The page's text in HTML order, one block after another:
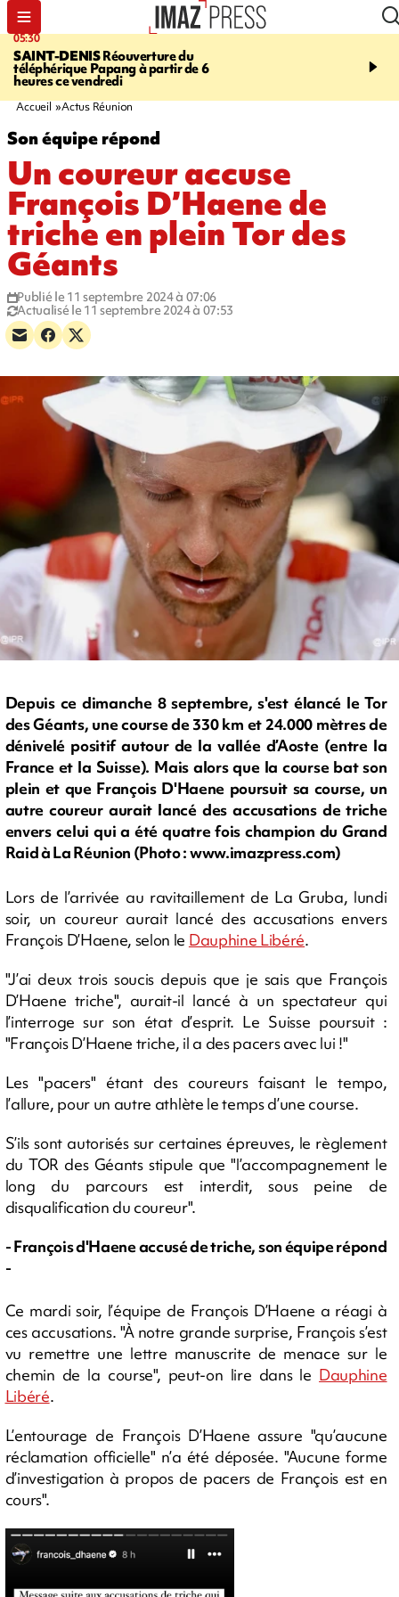
05:30
SAINT-DENISRéouverture du
téléphérique Papang à partir de 6
heures ce vendredi
07:00
Un vendredi
Accueil Actus Réunion
Son équipe répond
Un coureur accuse
François D’Haene de
triche en plein Tor des
Géants
Publié le 11 septembre 2024 à 07:06
Actualisé le 11 septembre 2024 à 07:53
Depuis ce dimanche 8 septembre, s'est élancé le Tor
des Géants, une course de 330 km et 24.000 mètres de
dénivelé positif autour de la vallée d’Aoste (entre la
France et la Suisse). Mais alors que la course bat son
plein et que François D'Haene poursuit sa course, un
autre coureur aurait lancé des accusations de triche
envers celui qui a été quatre fois champion du Grand
Raid à La Réunion (Photo : www.imazpress.com)
Lors de l’arrivée au ravitaillement de La Gruba, lundi
soir, un coureur aurait lancé des accusations envers
François D’Haene, selon le Dauphine Libéré.
"J’ai deux trois soucis depuis que je sais que François
D’Haene triche", aurait-il lancé à un spectateur qui
l’interroge sur son état d’esprit. Le Suisse poursuit :
"François D’Haene triche, il a des pacers avec lui !"
Les "pacers" étant des coureurs faisant le tempo,
l’allure, pour un autre athlète le temps d’une course.
S’ils sont autorisés sur certaines épreuves, le règlement
du TOR des Géants stipule que "l’accompagnement le
long du parcours est interdit, sous peine de
disqualification du coureur".
- François d'Haene accusé de triche, son équipe répond
-
Ce mardi soir, l’équipe de François D’Haene a réagi à
ces accusations. "À notre grande surprise, François s’est
vu remettre une lettre manuscrite de menace sur le
chemin de la course", peut-on lire dans le Dauphine
Libéré.
L’entourage de François D’Haene assure "qu’aucune
réclamation officielle" n’a été déposée. "Aucune forme
d’investigation à propos de pacers de François est en
cours".